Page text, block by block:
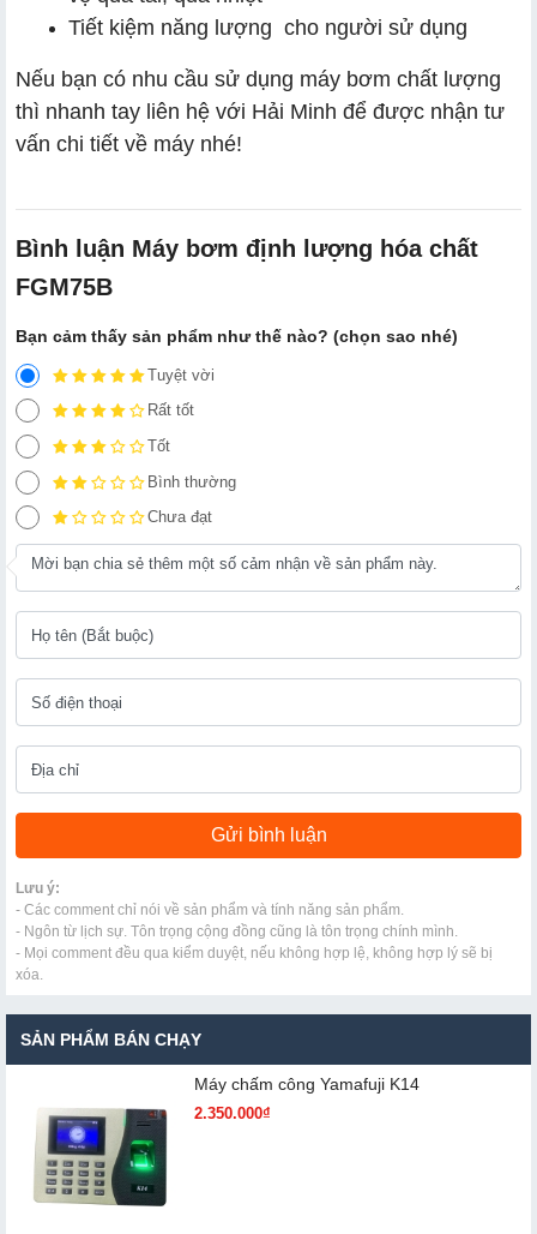
Tiết kiệm năng lượng cho người sử dụng
Nếu bạn có nhu cầu sử dụng máy bơm chất lượng
thì nhanh tay liên hệ với Hải Minh để được nhận tư
vấn chi tiết về máy nhé!
Bình luận Máy bơm định lượng hóa chất
FGM75B
Bạn cảm thấy sản phẩm như thế nào? (chọn sao nhé)
Tuyệt vời
Rất tốt
Tốt
Bình thường
Chưa đạt
Lưu ý:
- Các comment chỉ nói về sản phẩm và tính năng sản phẩm.
- Ngôn từ lịch sự. Tôn trọng cộng đồng cũng là tôn trọng chính mình.
- Mọi comment đều qua kiểm duyệt, nếu không hợp lệ, không hợp lý sẽ bị
xóa.
SẢN PHẨM BÁN CHẠY
Máy chấm cô​ng Yamafuji K14
2.350.000₫